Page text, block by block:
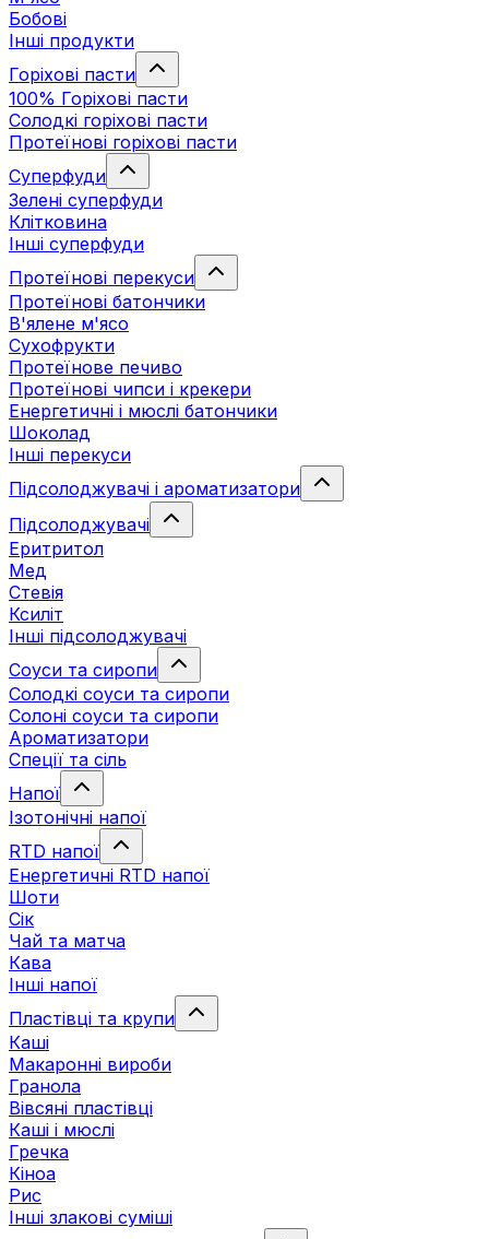
Бобові
Інші продукти
Горіхові пасти
100% Горіхові пасти
Солодкі горіхові пасти
Протеїнові горіхові пасти
Суперфуди
Зелені суперфуди
Клітковина
Інші суперфуди
Протеїнові перекуси
Протеїнові батончики
В'ялене м'ясо
Сухофрукти
Протеїнове печиво
Протеїнові чипси і крекери
Енергетичні і мюслі батончики
Шоколад
Інші перекуси
Підсолоджувачі і ароматизатори
Підсолоджувачі
Еритритол
Мед
Стевія
Ксиліт
Інші підсолоджувачі
Соуси та сиропи
Солодкі соуси та сиропи
Солоні соуси та сиропи
Ароматизатори
Спеції та сіль
Напої
Ізотонічні напої
RTD напої
Енергетичні RTD напої
Шоти
Сік
Чай та матча
Кава
Інші напої
Пластівці та крупи
Каші
Макаронні вироби
Гранола
Вівсяні пластівці
Каші і мюслі
Гречка
Кіноа
Рис
Інші злакові суміші